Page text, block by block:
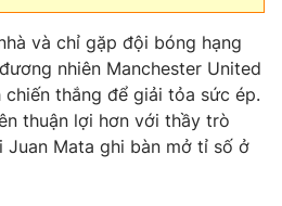
Podcast
và chỉ gặp đội bóng hạng
nhiên Manchester United
thắng để giải tỏa sức ép.
thuận lợi hơn với thầy trò
Juan Mata ghi bàn mở tỉ số ở